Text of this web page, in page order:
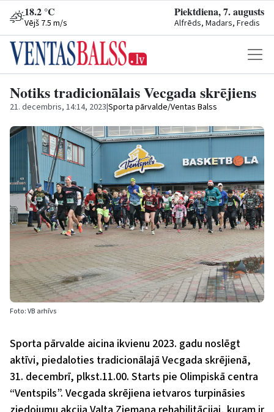
18.2 °C
Vējš 7.5 m/s
Piektdiena, 7. augusts
Alfrēds, Madars, Fredis
Notiks tradicionālais Vecgada skrējiens
21. decembris, 14:14, 2023|Sporta pārvalde/Ventas Balss
Foto: VB arhīvs
Sporta pārvalde aicina ikvienu 2023. gadu noslēgt
aktīvi, piedaloties tradicionālajā Vecgada skrējienā,
31. decembrī, plkst.11.00. Starts pie Olimpiskā centra
“Ventspils”. Vecgada skrējiena ietvaros turpināsies